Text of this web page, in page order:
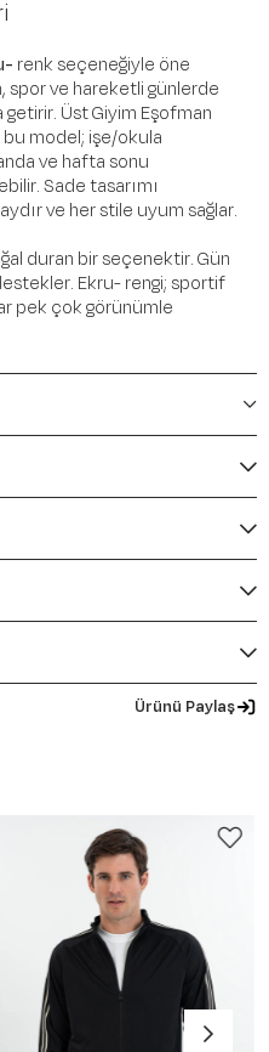
renk seçeneğiyle öne
spor ve hareketli günlerde
getirir. Üst Giyim Eşofman
model; işe/okula
ve hafta sonu
Sade tasarımı
ve her stile uyum sağlar.
duran bir seçenektir. Gün
Ekru- rengi; sportif
pek çok görünümle
Ürünü Paylaş